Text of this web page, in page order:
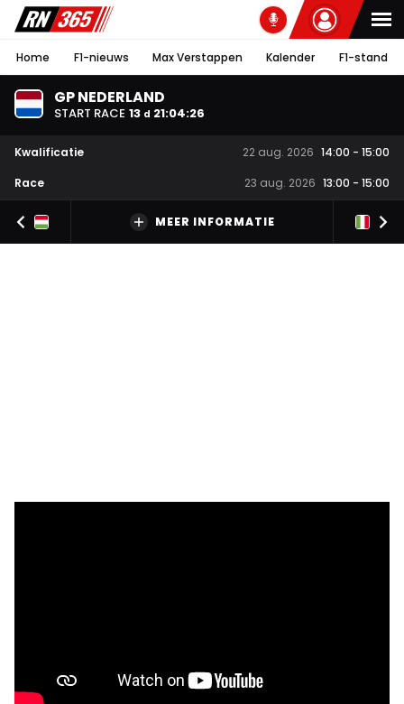
Home F1-nieuws Max Verstappen Kalender F1-stand
GP NEDERLAND
START RACE 13 d 21:04:25
Kwalificatie 22 aug. 2026 14:00 - 15:00
Race
23 aug. 2026 13:00 - 15:00
MEER INFORMATIE